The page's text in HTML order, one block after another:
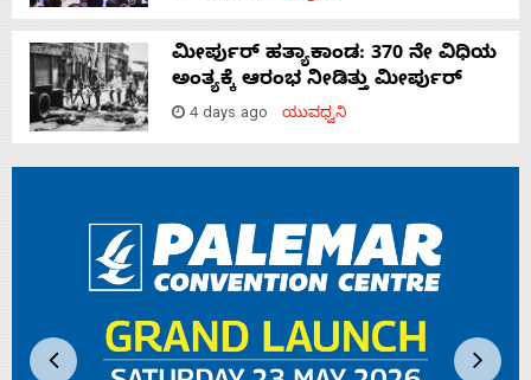
ಮೀರ್ಪುರ್ ಹತ್ಯಾಕಾಂಡ: 370 ನೇ ವಿಧಿಯ
ಅಂತ್ಯಕ್ಕೆ ಆರಂಭ ನೀಡಿತ್ತು ಮೀರ್ಪುರ್
4 days ago ಯುವಧ್ವನಿ